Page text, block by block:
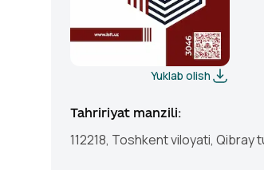
Yuklab olish
Tahririyat manzili:
112218, Toshkent viloyati, Qibray